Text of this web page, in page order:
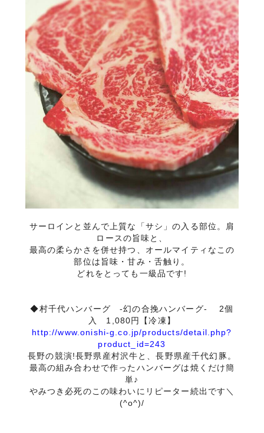
サーロインと並んで上質な「サシ」の入る部位。肩
ロースの旨味と、
最高の柔らかさを併せ持つ、オールマイティなこの
部位は旨味・甘み・舌触り。
どれをとっても一級品です!
◆村千代ハンバーグ -幻の合挽ハンバーグ- 2個
入 1,080円【冷凍】
http://www.onishi-g.co.jp/products/detail.php?
product_id=243
長野の競演!長野県産村沢牛と、長野県産千代幻豚。
最高の組み合わせで作ったハンバーグは焼くだけ簡
単♪
やみつき必死のこの味わいにリピーター続出です＼
(^o^)/